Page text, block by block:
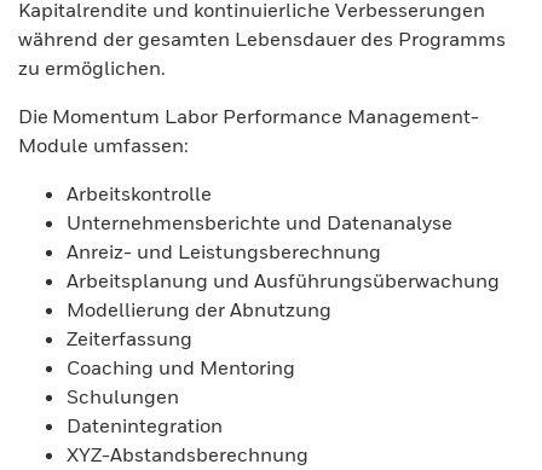
Kapitalrendite und kontinuierliche Verbesserungen
während der gesamten Lebensdauer des Programms
zu ermöglichen.
Die Momentum Labor Performance Management-
Module umfassen:
Arbeitskontrolle
Unternehmensberichte und Datenanalyse
Anreiz- und Leistungsberechnung
Arbeitsplanung und Ausführungsüberwachung
Modellierung der Abnutzung
Zeiterfassung
Coaching und Mentoring
Schulungen
Datenintegration
XYZ-Abstandsberechnung